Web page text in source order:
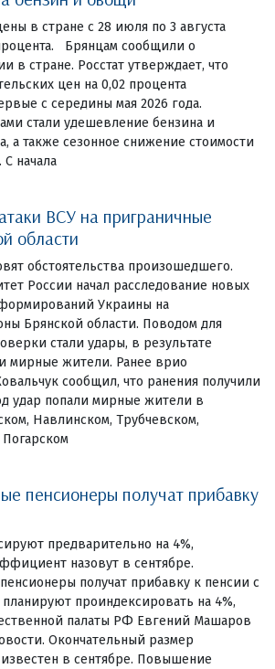
в стране с 28 июля по 3 августа
Брянцам сообщили о
в стране. Росстат утверждает, что
цен на 0,02 процента
с середины мая 2026 года.
стали удешевление бензина и
а также сезонное снижение стоимости
начала
ВСУ на приграничные
области
обстоятельства произошедшего.
России начал расследование новых
Украины на
Брянской области. Поводом для
стали удары, в результате
мирные жители. Ранее врио
сообщил, что ранения получили
удар попали мирные жители в
Навлинском, Трубчевском,
пенсионеры получат прибавку
предварительно на 4%,
назовут в сентябре.
получат прибавку к пенсии с
проиндексировать на 4%,
палаты РФ Евгений Машаров
Окончательный размер
в сентябре. Повышение